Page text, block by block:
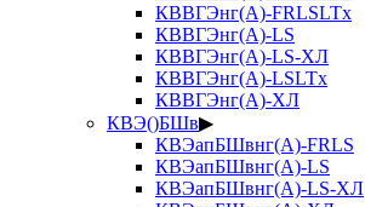
КВВГЭнг(А)-FRLSLTx
КВВГЭнг(А)-LS
КВВГЭнг(А)-LS-ХЛ
КВВГЭнг(А)-LSLTx
КВВГЭнг(А)-ХЛ
КВЭ()БШв▶
КВЭапБШвнг(А)-FRLS
КВЭапБШвнг(А)-LS
КВЭапБШвнг(А)-LS-ХЛ